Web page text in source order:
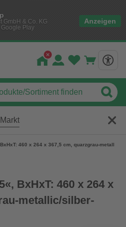
GmbH & Co. KG
Google Play
Anzeigen
460 x 264 x 367,5 cm, quarzgrau-metallic/
BxHxT: 460 x 264 x
metallic/silber-